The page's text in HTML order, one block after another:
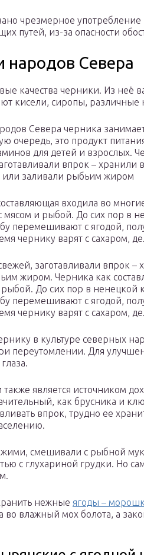
чрезмерное
путей, из-за опасности
народов Севера
качества черники. Из неё
кисели, сиропы, различные
Севера черника
очередь, это продукт
для детей и взрослых.
впрок – хранили в
или заливали рыбьим жиром
входила во
мясом и рыбой. До сих пор в
перемешивают с ягодой,
чернику варят с сахаром,
заготавливали впрок –
жиром. Черника как
До сих пор в ненецкой
перемешивают с ягодой,
чернику варят с сахаром,
в культуре северных
переутомлении. Для
является источником
как брусника и
впрок, трудно ее
смешивали с рыбной
с глухариной грудки. Но
нежные ягоды –
во влажный мох болота, а